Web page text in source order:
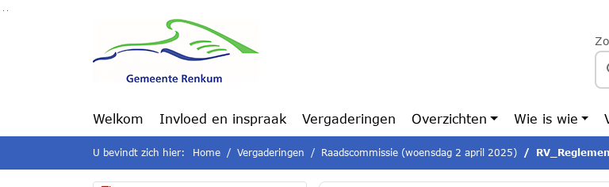
Ga naar de inhoud van deze pagina
Welkom Invloed en inspraak Vergaderingen Overzichten Wie is wie
U bevindt zich hier: Home Vergaderingen Raadscommissie (woensdag 2 april 2025)